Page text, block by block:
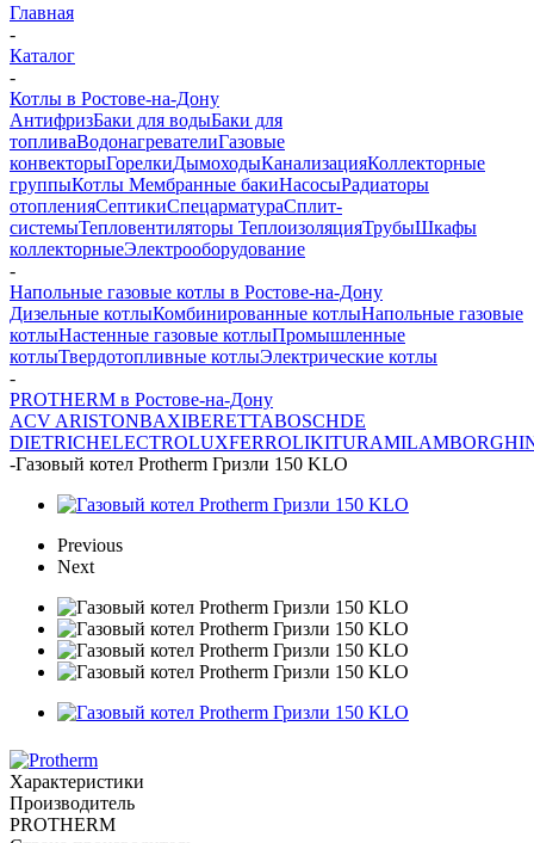
Главная
-
Каталог
-
Котлы в Ростове-на-Дону
АнтифризБаки для водыБаки для
топливаВодонагревателиГазовые
конвекторыГорелкиДымоходыКанализацияКоллекторные
группыКотлы Мембранные бакиНасосыРадиаторы
отопленияСептикиСпецарматураСплит-
системыТепловентиляторы ТеплоизоляцияТрубыШкафы
коллекторныеЭлектрооборудование
-
Напольные газовые котлы в Ростове-на-Дону
Дизельные котлыКомбинированные котлыНапольные газовые
котлыНастенные газовые котлыПромышленные
котлыТвердотопливные котлыЭлектрические котлы
-
PROTHERM в Ростове-на-Дону
ACV ARISTONBAXIBERETTABOSCHDE
DIETRICHELECTROLUXFERROLIKITURAMI
-Газовый котел Protherm Гризли 150 KLO
Previous
Next
Характеристики
Производитель
PROTHERM